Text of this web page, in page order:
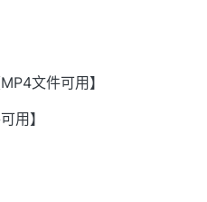
文件可用】
用】